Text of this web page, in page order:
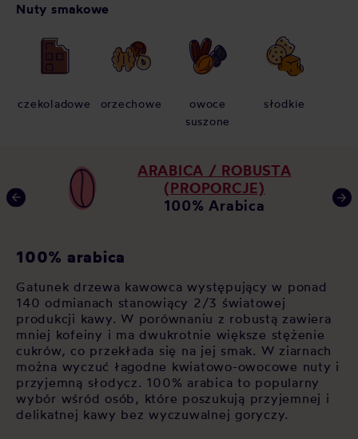
Nuty smakowe
czekoladowe orzechowe
owoce
suszone
słodkie
ARABICA / ROBUSTA
(PROPORCJE)
100% Arabica
100% arabica
Gatunek drzewa kawowca występujący w ponad
140 odmianach stanowiący 2/3 światowej
produkcji kawy. W porównaniu z robustą zawiera
mniej kofeiny i ma dwukrotnie większe stężenie
cukrów, co przekłada się na jej smak. W ziarnach
można wyczuć łagodne kwiatowo-owocowe nuty i
przyjemną słodycz. 100% arabica to popularny
wybór wśród osób, które poszukują przyjemnej i
delikatnej kawy bez wyczuwalnej goryczy.